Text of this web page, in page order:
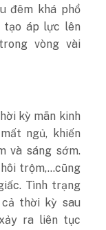
đêm khá phổ
tạo áp lực lên
vòng vài
kỳ mãn kinh
ngủ, khiến
và sáng sớm.
trộm,…cũng
Tình trạng
thời kỳ sau
ra liên tục